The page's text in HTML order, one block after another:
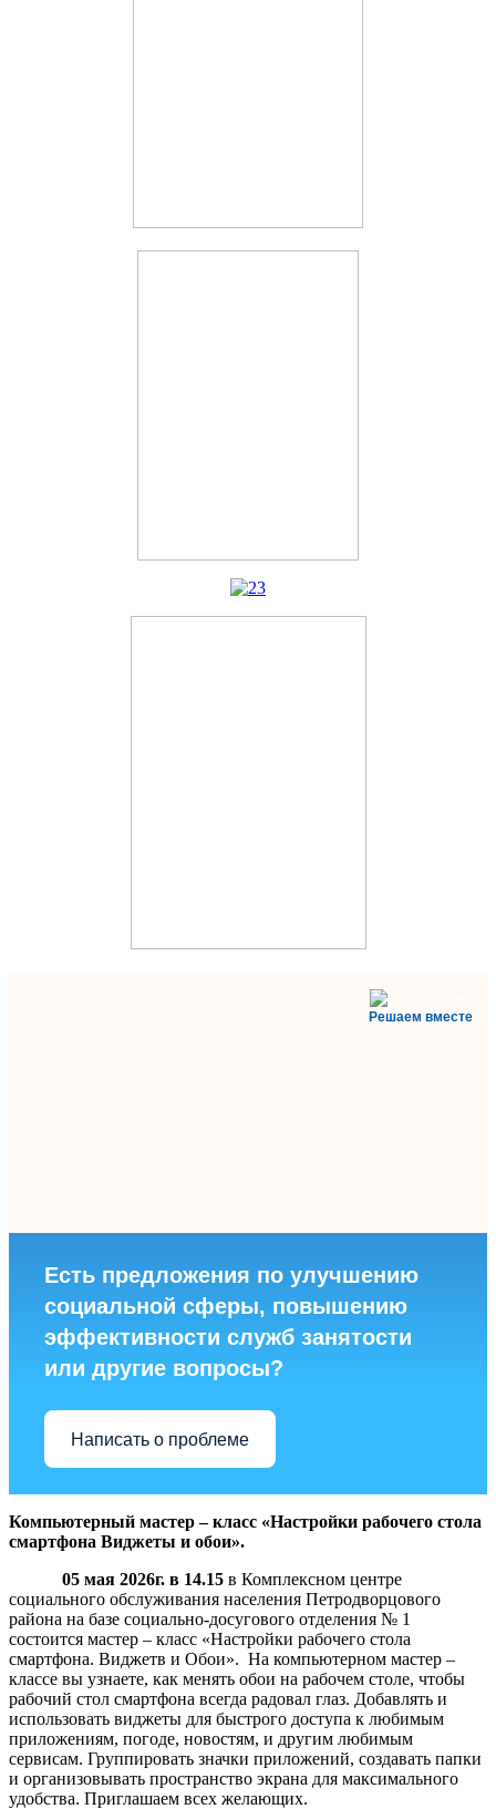
Решаем вместе
Есть предложения по улучшению
социальной сферы, повышению
эффективности служб занятости
или другие вопросы?
Написать о проблеме
Компьютерный мастер – класс «Настройки рабочего стола
смартфона Виджеты и обои».
05 мая 2026г. в 14.15 в Комплексном центре
социального обслуживания населения Петродворцового
района на базе социально-досугового отделения № 1
состоится мастер – класс «Настройки рабочего стола
смартфона. Виджетв и Обои». На компьютерном мастер –
классе вы узнаете, как менять обои на рабочем столе, чтобы
рабочий стол смартфона всегда радовал глаз. Добавлять и
использовать виджеты для быстрого доступа к любимым
приложениям, погоде, новостям, и другим любимым
сервисам. Группировать значки приложений, создавать папки
и организовывать пространство экрана для максимального
удобства. Приглашаем всех желающих.